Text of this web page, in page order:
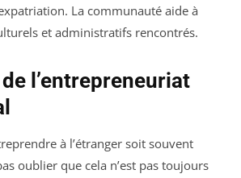
La communauté aide à
et administratifs rencontrés.
l’entrepreneuriat
à l’étranger soit souvent
oublier que cela n’est pas toujours